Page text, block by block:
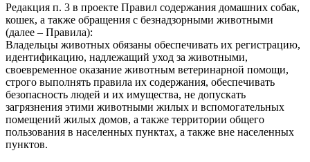
Редакция п. 3 в проекте Правил содержания домашних собак,
кошек, а также обращения с безнадзорными животными
(далее – Правила):
Владельцы животных обязаны обеспечивать их регистрацию,
идентификацию, надлежащий уход за животными,
своевременное оказание животным ветеринарной помощи,
строго выполнять правила их содержания, обеспечивать
безопасность людей и их имущества, не допускать
загрязнения этими животными жилых и вспомогательных
помещений жилых домов, а также территории общего
пользования в населенных пунктах, а также вне населенных
пунктов.